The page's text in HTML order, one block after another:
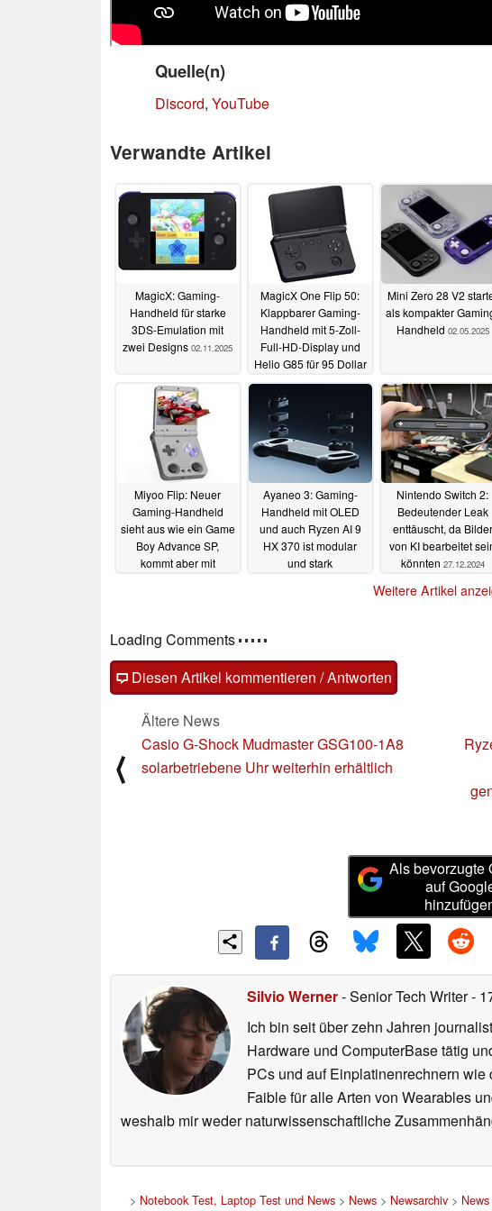
Quelle(n)
Discord, YouTube
Verwandte Artikel
MagicX: Gaming-
Handheld für starke
3DS-Emulation mit
zwei Designs 02.11.2025
MagicX One Flip 50:
Klappbarer Gaming-
Handheld mit 5-Zoll-
Full-HD-Display und
Helio G85 für 95 Dollar
27.10.2025
Mini Zero 28 V2
als kompakter
Handheld 02.05.2025
Miyoo Flip: Neuer
Gaming-Handheld
sieht aus wie ein Game
Boy Advance SP,
kommt aber mit
Ayaneo 3: Gaming-
Handheld mit OLED
und auch Ryzen AI 9
HX 370 ist modular
und stark
Nintendo Switch 2:
Bedeutender Leak
enttäuscht, da Bilder
von KI bearbeitet
könnten 27.12.2024
Weitere Artikel
Loading Comments
Diesen Artikel kommentieren / Antworten
⟨
Ältere News
Casio G-Shock Mudmaster GSG100-1A8
solarbetriebene Uhr weiterhin erhältlich
Als bevorzugte
auf
Silvio Werner- Senior Tech Writer-
Ich bin seit über zehn Jahren
Hardware und ComputerBase tätig
PCs und auf Einplatinenrechnern
Faible für alle Arten von Wearables
weshalb mir weder naturwissenschaftliche
> Notebook Test, Laptop Test und News> News> Newsarchiv>